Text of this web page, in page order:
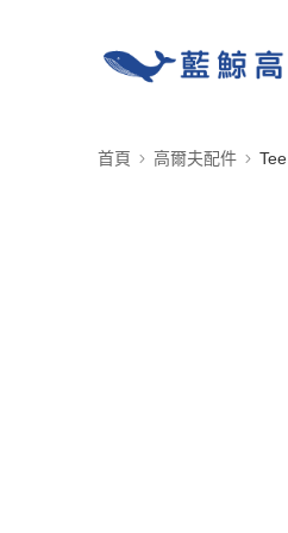
首頁 高爾夫配件 Tee